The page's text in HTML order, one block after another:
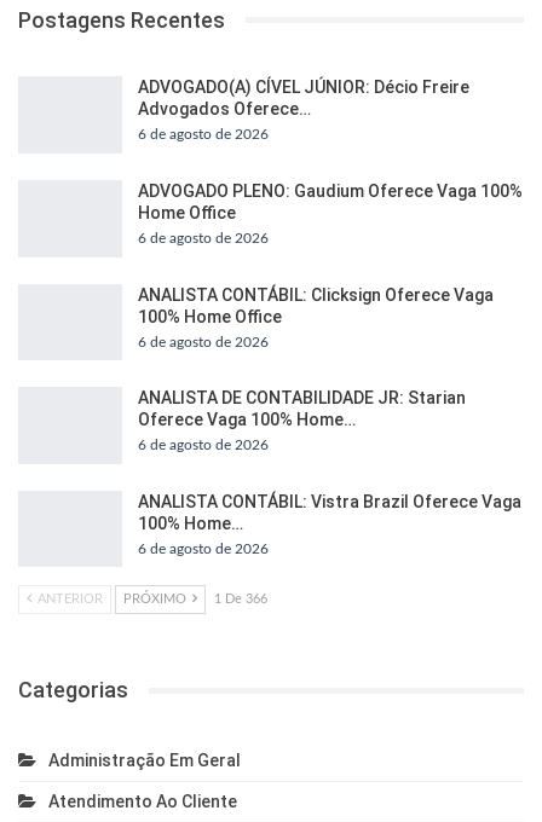
Postagens Recentes
ADVOGADO(A) CÍVEL JÚNIOR: Décio Freire
Advogados Oferece…
6 de agosto de 2026
ADVOGADO PLENO: Gaudium Oferece Vaga 100%
Home Office
6 de agosto de 2026
ANALISTA CONTÁBIL: Clicksign Oferece Vaga
100% Home Office
6 de agosto de 2026
ANALISTA DE CONTABILIDADE JR: Starian
Oferece Vaga 100% Home…
6 de agosto de 2026
ANALISTA CONTÁBIL: Vistra Brazil Oferece Vaga
100% Home…
6 de agosto de 2026
ANTERIOR PRÓXIMO 1 De 366
Categorias
Administração Em Geral
Atendimento Ao Cliente